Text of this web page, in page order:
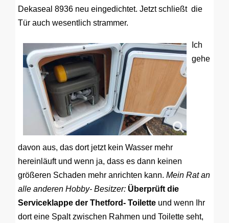
Dekaseal 8936 neu eingedichtet. Jetzt schließt die
Tür auch wesentlich strammer.
Ich
gehe
davon aus, das dort jetzt kein Wasser mehr
hereinläuft und wenn ja, dass es dann keinen
größeren Schaden mehr anrichten kann. Mein Rat an
alle anderen Hobby- Besitzer: Überprüft die
Serviceklappe der Thetford- Toilette und wenn Ihr
dort eine Spalt zwischen Rahmen und Toilette seht,